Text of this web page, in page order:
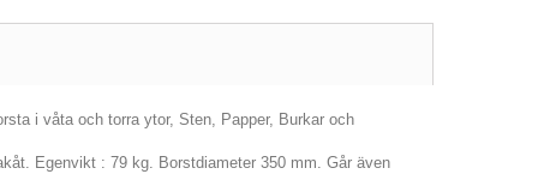
i våta och torra ytor, Sten, Papper, Burkar och
Egenvikt : 79 kg. Borstdiameter 350 mm. Går även